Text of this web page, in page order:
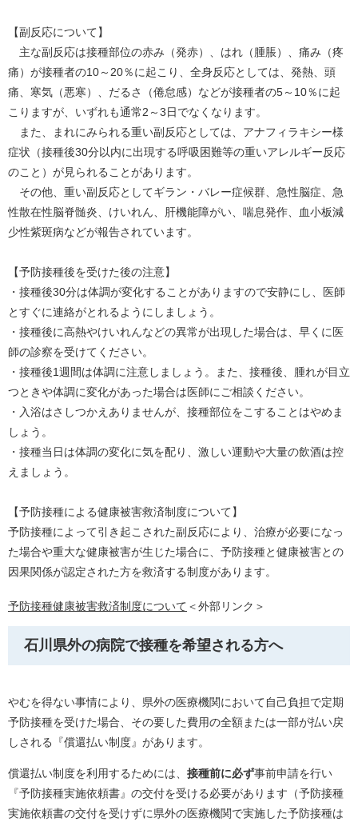
【副反応について】
主な副反応は接種部位の赤み（発赤）、はれ（腫脹）、痛み（疼
痛）が接種者の10～20％に起こり、全身反応としては、発熱、頭
痛、寒気（悪寒）、だるさ（倦怠感）などが接種者の5～10％に起
こりますが、いずれも通常2～3日でなくなります。
また、まれにみられる重い副反応としては、アナフィラキシー様
症状（接種後30分以内に出現する呼吸困難等の重いアレルギー反応
のこと）が見られることがあります。
その他、重い副反応としてギラン・バレー症候群、急性脳症、急
性散在性脳脊髄炎、けいれん、肝機能障がい、喘息発作、血小板減
少性紫斑病などが報告されています。
【予防接種後を受けた後の注意】
・接種後30分は体調が変化することがありますので安静にし、医師
とすぐに連絡がとれるようにしましょう。
・接種後に高熱やけいれんなどの異常が出現した場合は、早くに医
師の診察を受けてください。
・接種後1週間は体調に注意しましょう。また、接種後、腫れが目立
つときや体調に変化があった場合は医師にご相談ください。
・入浴はさしつかえありませんが、接種部位をこすることはやめま
しょう。
・接種当日は体調の変化に気を配り、激しい運動や大量の飲酒は控
えましょう。
【予防接種による健康被害救済制度について】
予防接種によって引き起こされた副反応により、治療が必要になっ
た場合や重大な健康被害が生じた場合に、予防接種と健康被害との
因果関係が認定された方を救済する制度があります。
予防接種健康被害救済制度について ＜外部リンク＞
石川県外の病院で接種を希望される方へ
やむを得ない事情により、県外の医療機関において自己負担で定期
予防接種を受けた場合、その要した費用の全額または一部が払い戻
しされる『償還払い制度』があります。
償還払い制度を利用するためには、 接種前に必ず事前申請を行い
『予防接種実施依頼書』の交付を受ける必要があります（予防接種
実施依頼書の交付を受けずに県外の医療機関で実施した予防接種は